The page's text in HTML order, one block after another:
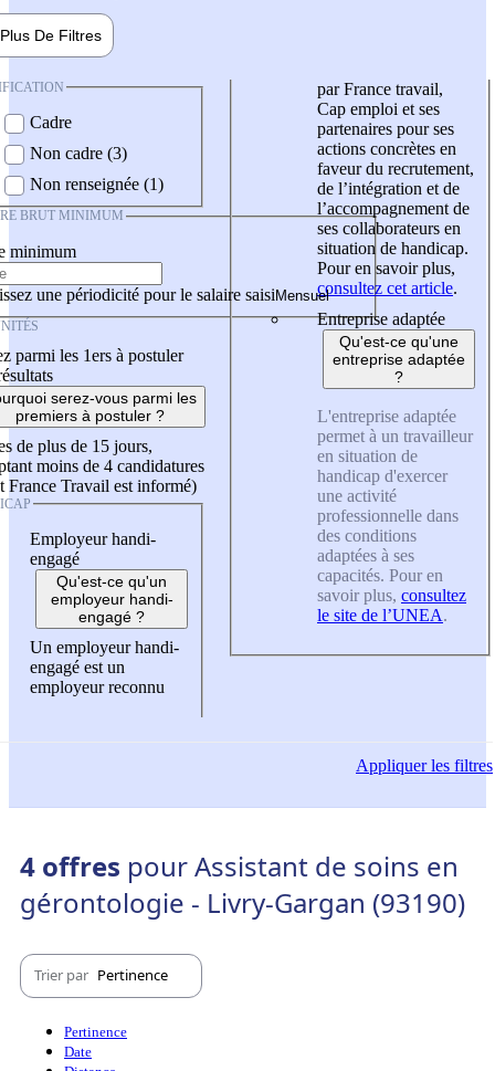
Plus De Filtres
Cadre
Non cadre (3)
Non renseignée (1)
BRUT MINIMUM
minimum
une périodicité pour le salaire saisi
parmi les 1ers à postuler
serez-vous parmi les
premiers à postuler ?
de plus de 15 jours,
moins de 4 candidatures
France Travail est informé)
Employeur handi-
engagé
Qu'est-ce qu'un
employeur handi-
engagé ?
Un employeur handi-
engagé est un
employeur reconnu
par France travail,
Cap emploi et ses
partenaires pour ses
actions concrètes en
faveur du recrutement,
de l’intégration et de
l’accompagnement de
ses collaborateurs en
situation de handicap.
Pour en savoir plus,
consultez cet article.
Entreprise adaptée
Qu'est-ce qu'une
entreprise adaptée
?
L'entreprise adaptée
permet à un travailleur
en situation de
handicap d'exercer
une activité
professionnelle dans
des conditions
adaptées à ses
capacités. Pour en
savoir plus, consultez
le site de l’UNEA.
Appliquerles filtres
4 offres pour Assistant de soins en
gérontologie - Livry-Gargan (93190)
Trier par Pertinence
Pertinence
Date